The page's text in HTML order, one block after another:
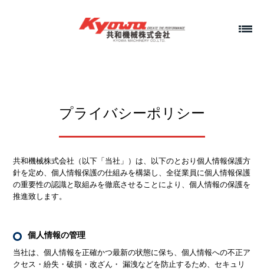
プライバシーポリシー
共和機械株式会社（以下「当社」）は、以下のとおり個人情報保護方
針を定め、個人情報保護の仕組みを構築し、全従業員に個人情報保護
の重要性の認識と取組みを徹底させることにより、個人情報の保護を
推進致します。
個人情報の管理
当社は、個人情報を正確かつ最新の状態に保ち、個人情報への不正ア
クセス・紛失・破損・改ざん・ 漏洩などを防止するため、セキュリ